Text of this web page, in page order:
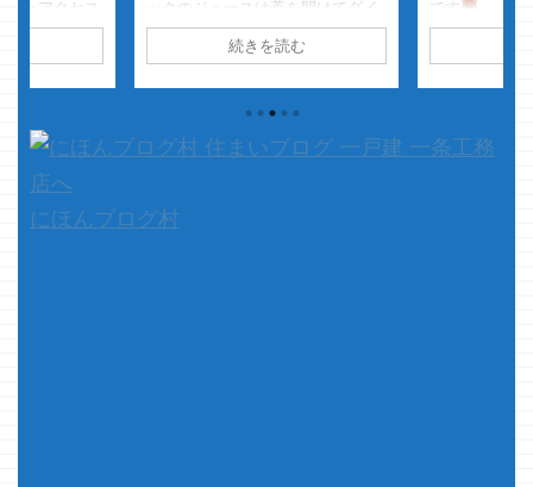
ェアクセス
て なに？そ
でもいい記
番どうでも
と笑ってま
ックのジュースは蓋を開けてダイ
レクトにイクでしょ普通・・・・
と思ってたら、嫁姉妹には大ブ
能は今更な感じはありますが そ
れでも、やっぱ素晴らしいので今
続きを読む
です
コールスロー
全く知りませ
にほんブログ村